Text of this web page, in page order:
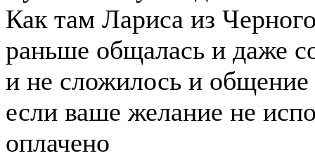
Как там Лариса из
раньше общалась и даже
и не сложилось и общение
если ваше желание не
оплачено